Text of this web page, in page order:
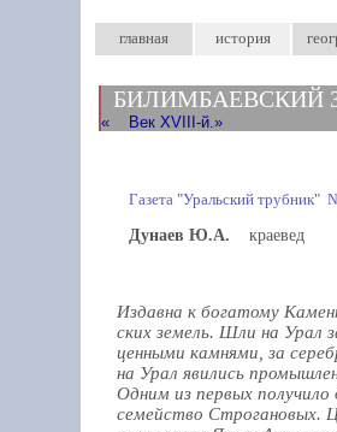
главная история
БИЛИМБАЕВСКИЙ
Век ХVIII-й.
Газета "Уральский
Дунаев Ю.А. краевед
Издавна к богатому
ских земель. Шли на Урал
ценными камнями, за
на Урал явились
Одним из первых получило
семейство Строгановых.